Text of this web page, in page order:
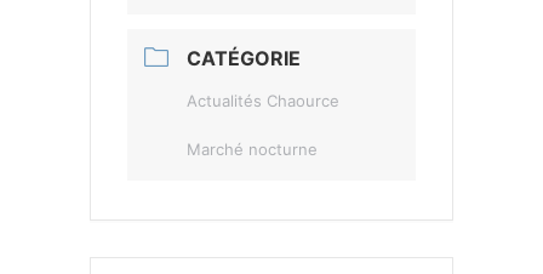
CATÉGORIE
Actualités Chaource
Marché nocturne